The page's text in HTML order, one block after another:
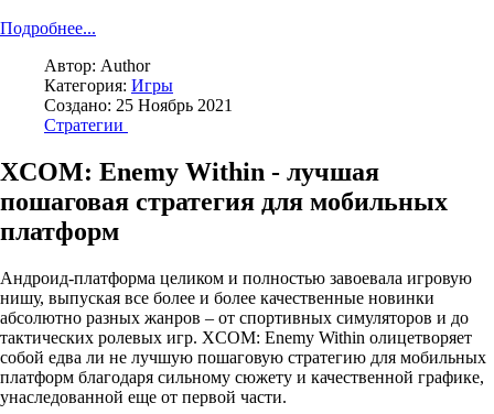
Подробнее...
Автор: Author
Категория: Игры
Создано: 25 Ноябрь 2021
Стратегии
XCOM: Enemy Within - лучшая
пошаговая стратегия для мобильных
платформ
Андроид-платформа целиком и полностью завоевала игровую
нишу, выпуская все более и более качественные новинки
абсолютно разных жанров – от спортивных симуляторов и до
тактических ролевых игр. XCOM: Enemy Within олицетворяет
собой едва ли не лучшую пошаговую стратегию для мобильных
платформ благодаря сильному сюжету и качественной графике,
унаследованной еще от первой части.